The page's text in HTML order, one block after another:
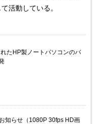
活動している。
たHP製ノートパソコンのバ
知らせ（1080P 30fps HD画